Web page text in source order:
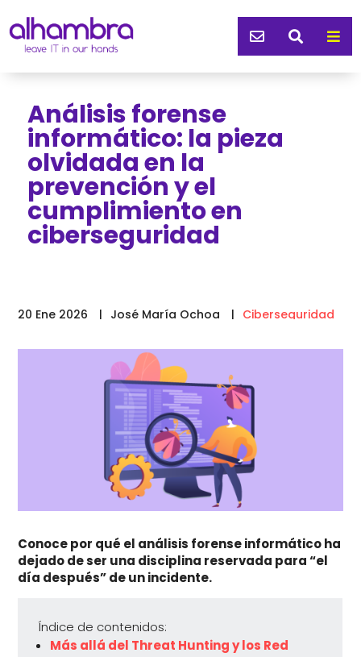
  
Análisis forense
informático: la pieza
olvidada en la
prevención y el
cumplimiento en
ciberseguridad
20 Ene 2026 José María Ochoa Ciberseguridad
Conoce por qué el análisis forense informático ha
dejado de ser una disciplina reservada para “el
día después” de un incidente.
Índice de contenidos:
Más allá del Threat Hunting y los Red